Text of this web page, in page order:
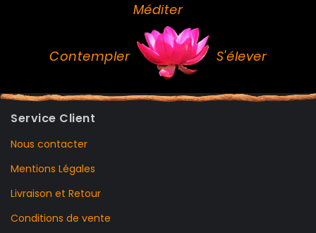
Méditer
Contempler S'élever
Service Client
Nous contacter
Mentions Légales
Livraison et Retour
Conditions de vente